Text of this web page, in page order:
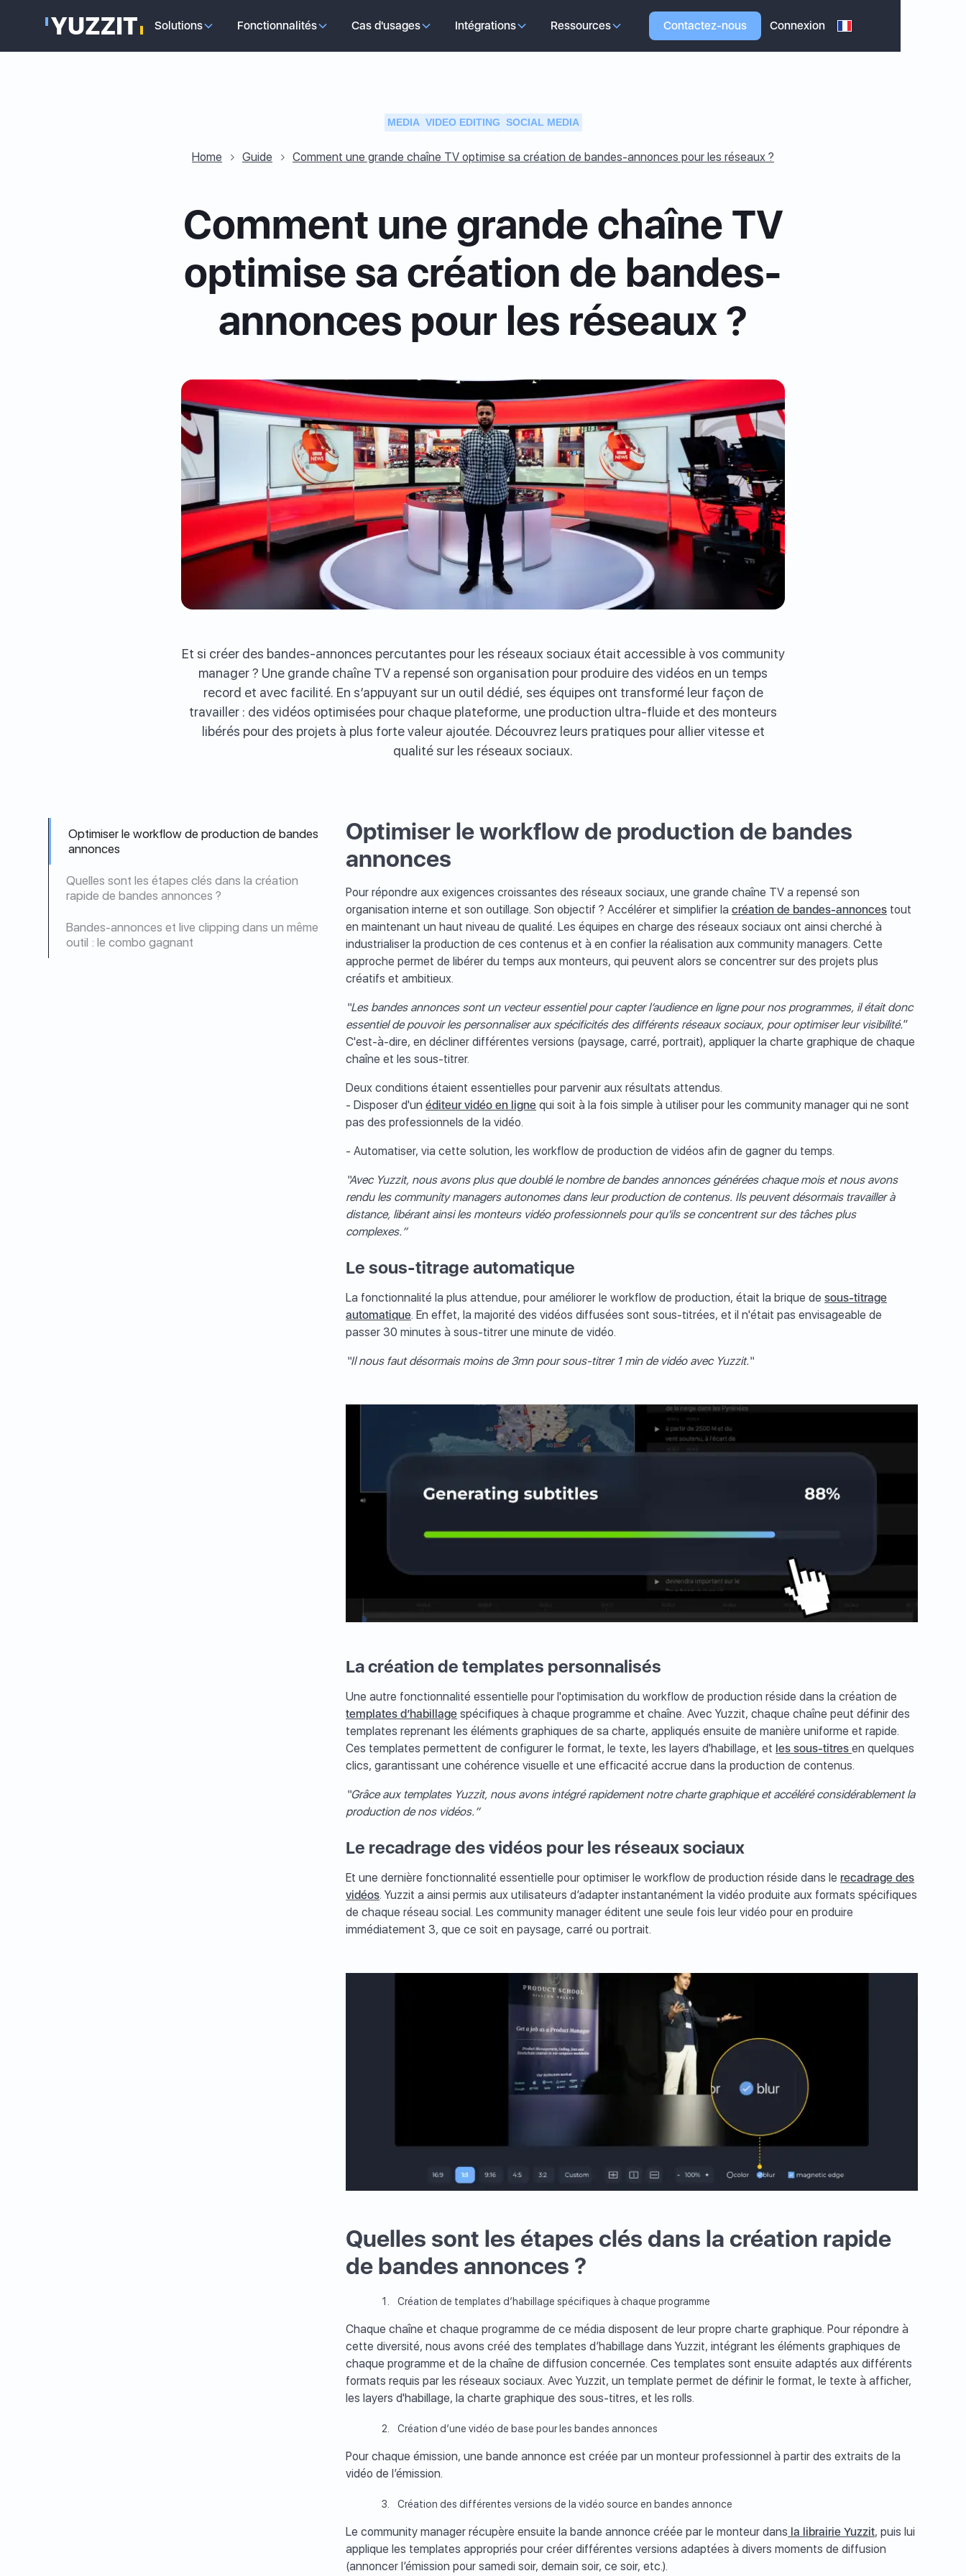
Solutions Fonctionnalités Cas d'usages Intégrations Ressources Contactez-nous Connexion
MEDIA VIDEO EDITING SOCIAL MEDIA
Home Guide Comment une grande chaîne TV optimise sa création de bandes-annonces pour les réseaux ?
Comment une grande chaîne TV
optimise sa création de bandes-
annonces pour les réseaux ?
Et si créer des bandes-annonces percutantes pour les réseaux sociaux était accessible à vos community
manager ? Une grande chaîne TV a repensé son organisation pour produire des vidéos en un temps
record et avec facilité. En s’appuyant sur un outil dédié, ses équipes ont transformé leur façon de
travailler : des vidéos optimisées pour chaque plateforme, une production ultra-fluide et des monteurs
libérés pour des projets à plus forte valeur ajoutée. Découvrez leurs pratiques pour allier vitesse et
qualité sur les réseaux sociaux.
Optimiser le workflow de production de bandes
annonces
Quelles sont les étapes clés dans la création
rapide de bandes annonces ?
Bandes-annonces et live clipping dans un même
outil : le combo gagnant
Optimiser le workflow de production de bandes
annonces
Pour répondre aux exigences croissantes des réseaux sociaux, une grande chaîne TV a repensé son
organisation interne et son outillage. Son objectif ? Accélérer et simplifier lacréation de bandes-annonces tout
en maintenant un haut niveau de qualité. Les équipes en charge des réseaux sociaux ont ainsi cherché à
industrialiser la production de ces contenus et à en confier la réalisation aux community managers. Cette
approche permet de libérer du temps aux monteurs, qui peuvent alors se concentrer sur des projets plus
créatifs et ambitieux.
“Les bandes annonces sont un vecteur essentiel pour capter l’audience en ligne pour nos programmes, il était donc
essentiel de pouvoir les personnaliser aux spécificités des différents réseaux sociaux, pour optimiser leur visibilité.”
C'est-à-dire, en décliner différentes versions (paysage, carré, portrait), appliquer la charte graphique de chaque
chaîne et les sous-titrer.
Deux conditions étaient essentielles pour parvenir aux résultats attendus.
- Disposer d'unéditeur vidéo en ligne qui soit à la fois simple à utiliser pour les community manager qui ne sont
pas des professionnels de la vidéo.
- Automatiser, via cette solution, les workflow de production de vidéos afin de gagner du temps.
“Avec Yuzzit, nous avons plus que doublé le nombre de bandes annonces générées chaque mois et nous avons
rendu les community managers autonomes dans leur production de contenus. Ils peuvent désormais travailler à
distance, libérant ainsi les monteurs vidéo professionnels pour qu'ils se concentrent sur des tâches plus
complexes.”
Le sous-titrage automatique
La fonctionnalité la plus attendue, pour améliorer le workflow de production, était la brique desous-titrage
automatique. En effet, la majorité des vidéos diffusées sont sous-titrées, et il n'était pas envisageable de
passer 30 minutes à sous-titrer une minute de vidéo.
“Il nous faut désormais moins de 3mn pour sous-titrer 1 min de vidéo avec Yuzzit.“
La création de templates personnalisés
Une autre fonctionnalité essentielle pour l'optimisation du workflow de production réside dans la création de
templates d’habillage spécifiques à chaque programme et chaîne. Avec Yuzzit, chaque chaîne peut définir des
templates reprenant les éléments graphiques de sa charte, appliqués ensuite de manière uniforme et rapide.
Ces templates permettent de configurer le format, le texte, les layers d'habillage, et les sous-titresen quelques
clics, garantissant une cohérence visuelle et une efficacité accrue dans la production de contenus.
“Grâce aux templates Yuzzit, nous avons intégré rapidement notre charte graphique et accéléré considérablement la
production de nos vidéos.”
Le recadrage des vidéos pour les réseaux sociaux
Et une dernière fonctionnalité essentielle pour optimiser le workflow de production réside dans lerecadrage des
vidéos. Yuzzit a ainsi permis aux utilisateurs d’adapter instantanément la vidéo produite aux formats spécifiques
de chaque réseau social. Les community manager éditent une seule fois leur vidéo pour en produire
immédiatement 3, que ce soit en paysage, carré ou portrait.
Quelles sont les étapes clés dans la création rapide
de bandes annonces ?
Création de templates d’habillage spécifiques à chaque programme
Chaque chaîne et chaque programme de ce média disposent de leur propre charte graphique. Pour répondre à
cette diversité, nous avons créé des templates d’habillage dans Yuzzit, intégrant les éléments graphiques de
chaque programme et de la chaîne de diffusion concernée. Ces templates sont ensuite adaptés aux différents
formats requis par les réseaux sociaux. Avec Yuzzit, un template permet de définir le format, le texte à afficher,
les layers d'habillage, la charte graphique des sous-titres, et les rolls.
Création d’une vidéo de base pour les bandes annonces
Pour chaque émission, une bande annonce est créée par un monteur professionnel à partir des extraits de la
vidéo de l’émission.
Création des différentes versions de la vidéo source en bandes annonce
Le community manager récupère ensuite la bande annonce créée par le monteur dans la librairie Yuzzit, puis lui
applique les templates appropriés pour créer différentes versions adaptées à divers moments de diffusion
(annoncer l’émission pour samedi soir, demain soir, ce soir, etc.).